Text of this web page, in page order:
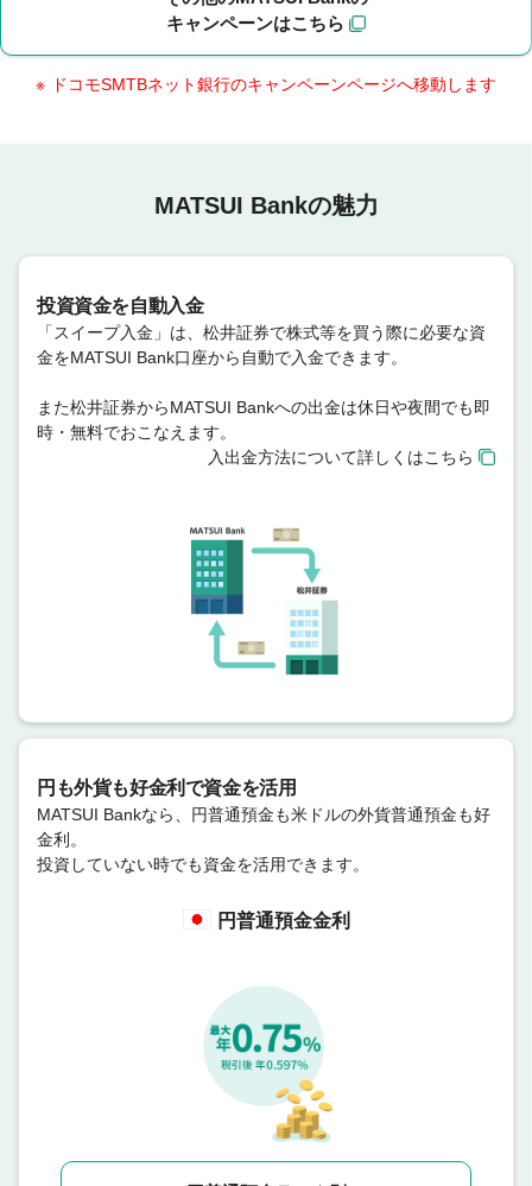
キャンペーンはこちら
ドコモSMTBネット銀行のキャンペーンページへ移動します
MATSUI Bankの魅力
投資資金を自動入金
「スイープ入金」は、松井証券で株式等を買う際に必要な資
金をMATSUI Bank口座から自動で入金できます。
また松井証券からMATSUI Bankへの出金は休日や夜間でも即
時・無料でおこなえます。
入出金方法について詳しくはこちら
円も外貨も好金利で資金を活用
MATSUI Bankなら、円普通預金も米ドルの外貨普通預金も好
金利。
投資していない時でも資金を活用できます。
円普通預金金利